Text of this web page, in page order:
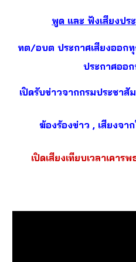
พูด และ ฟังเสียงปร
ทต/อบต ประกาศเสียงออ
ประกาศออ
เปิดรับข่าวจากกรมประชา
ฆ้องร้องข่าว , เสียงจา
เปิดเสียงเทียบเวลาเคาร